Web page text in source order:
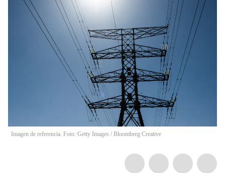
Imagen de referencia. Foto: Getty Images / Bloomberg Creative